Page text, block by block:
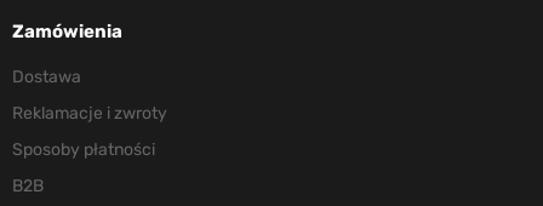
Zamówienia
Dostawa
Reklamacje i zwroty
Sposoby płatności
B2B